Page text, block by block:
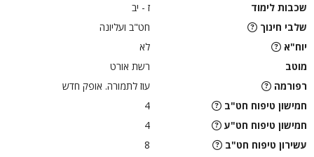
שכבות לימוד
ז - יב
שלבי חינוך
חט"ב ועליונה
יוח"א
לא
מוטב
רשת אורט
רפורמה
עוז לתמורה. אופק חדש
חמישון טיפוח חט"ב
4
חמישון טיפוח חט"ע
4
עשירון טיפוח חט"ב
8